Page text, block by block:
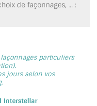
de façonnages, ... :
particuliers
jours selon vos
Interstellar